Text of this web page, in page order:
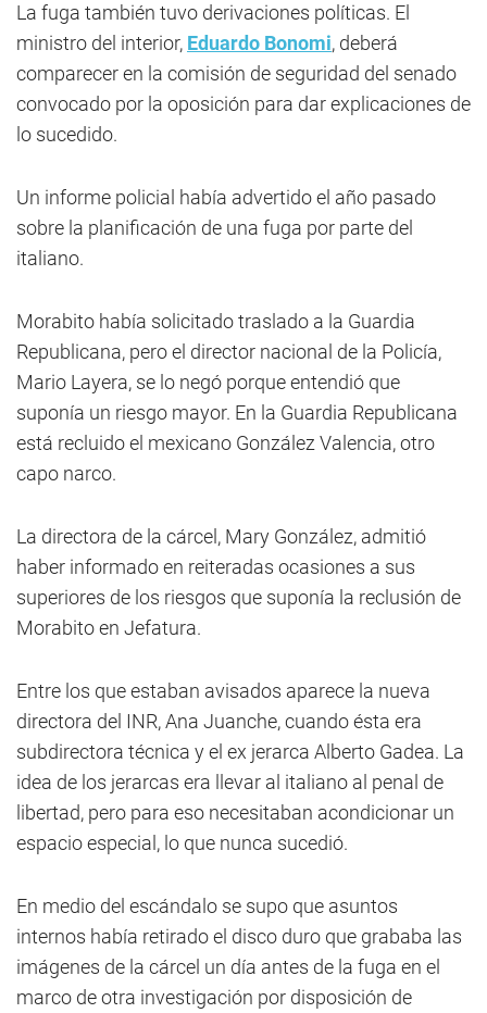
La fuga también tuvo derivaciones políticas. El
ministro del interior, Eduardo Bonomi, deberá
comparecer en la comisión de seguridad del senado
convocado por la oposición para dar explicaciones de
lo sucedido.
Un informe policial había advertido el año pasado
sobre la planificación de una fuga por parte del
italiano.
Morabito había solicitado traslado a la Guardia
Republicana, pero el director nacional de la Policía,
Mario Layera, se lo negó porque entendió que
suponía un riesgo mayor. En la Guardia Republicana
está recluido el mexicano González Valencia, otro
capo narco.
La directora de la cárcel, Mary González, admitió
haber informado en reiteradas ocasiones a sus
superiores de los riesgos que suponía la reclusión de
Morabito en Jefatura.
Entre los que estaban avisados aparece la nueva
directora del INR, Ana Juanche, cuando ésta era
subdirectora técnica y el ex jerarca Alberto Gadea. La
idea de los jerarcas era llevar al italiano al penal de
libertad, pero para eso necesitaban acondicionar un
espacio especial, lo que nunca sucedió.
En medio del escándalo se supo que asuntos
internos había retirado el disco duro que grababa las
imágenes de la cárcel un día antes de la fuga en el
marco de otra investigación por disposición de